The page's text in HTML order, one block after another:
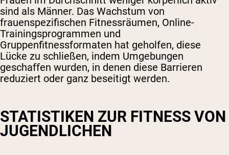
sind als Männer. Das Wachstum von
frauenspezifischen Fitnessräumen, Online-
Trainingsprogrammen und
Gruppenfitnessformaten hat geholfen, diese
Lücke zu schließen, indem Umgebungen
geschaffen wurden, in denen diese Barrieren
reduziert oder ganz beseitigt werden.
STATISTIKEN ZUR FITNESS VON
JUGENDLICHEN